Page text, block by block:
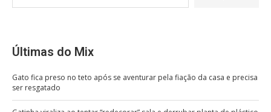
Últimas do Mix
Gato fica preso no teto após se aventurar pela fiação da casa e precisa
ser resgatado